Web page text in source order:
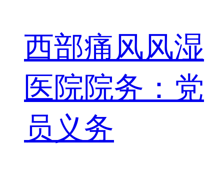
西部痛风风湿
医院院务：党
员义务